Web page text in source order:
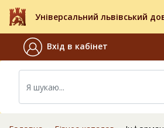
Універсальний львівський
Вхід в кабінет